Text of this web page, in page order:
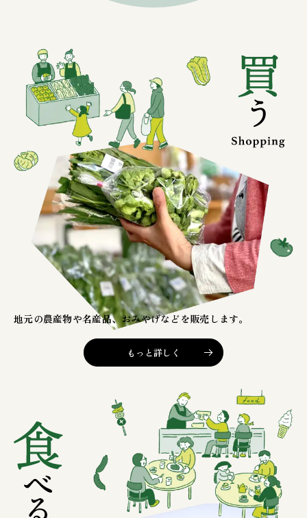
地元の農産物や名産品、おみやげなどを販売します。
もっと詳しく